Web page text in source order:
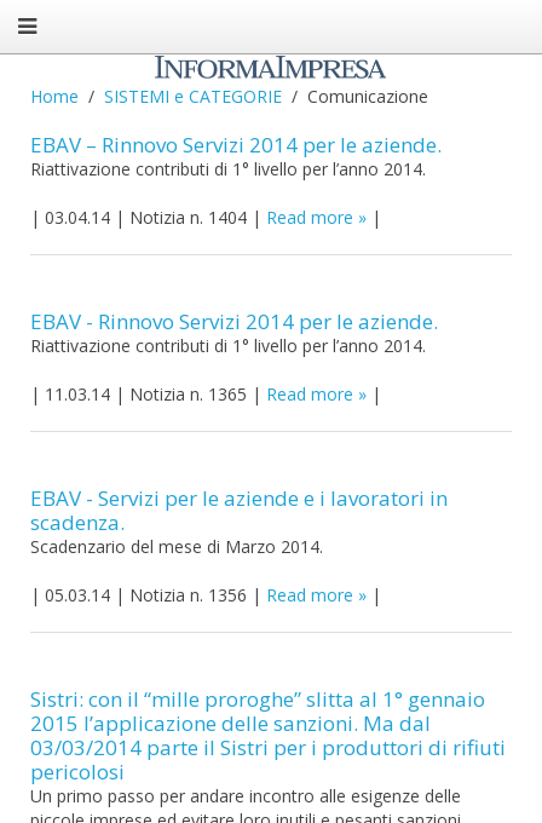
Home SISTEMI e CATEGORIE Comunicazione
EBAV – Rinnovo Servizi 2014 per le aziende.
Riattivazione contributi di 1° livello per l’anno 2014.
| 03.04.14 | Notizia n. 1404 | Read more |
EBAV - Rinnovo Servizi 2014 per le aziende.
Riattivazione contributi di 1° livello per l’anno 2014.
| 11.03.14 | Notizia n. 1365 | Read more |
EBAV - Servizi per le aziende e i lavoratori in
scadenza.
Scadenzario del mese di Marzo 2014.
| 05.03.14 | Notizia n. 1356 | Read more |
Sistri: con il “mille proroghe” slitta al 1° gennaio
2015 l’applicazione delle sanzioni. Ma dal
03/03/2014 parte il Sistri per i produttori di rifiuti
pericolosi
Un primo passo per andare incontro alle esigenze delle